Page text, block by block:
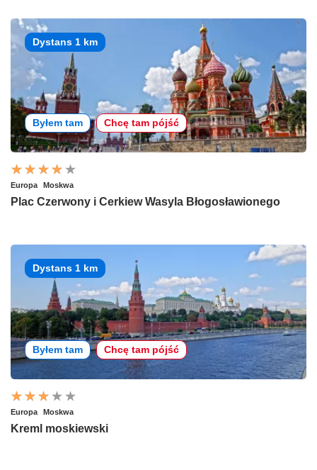
Dystans 1 km
Byłem tam Chcę tam pójść
Europa Moskwa
Plac Czerwony i Cerkiew Wasyla Błogosławionego
Dystans 1 km
Byłem tam Chcę tam pójść
Europa Moskwa
Kreml moskiewski